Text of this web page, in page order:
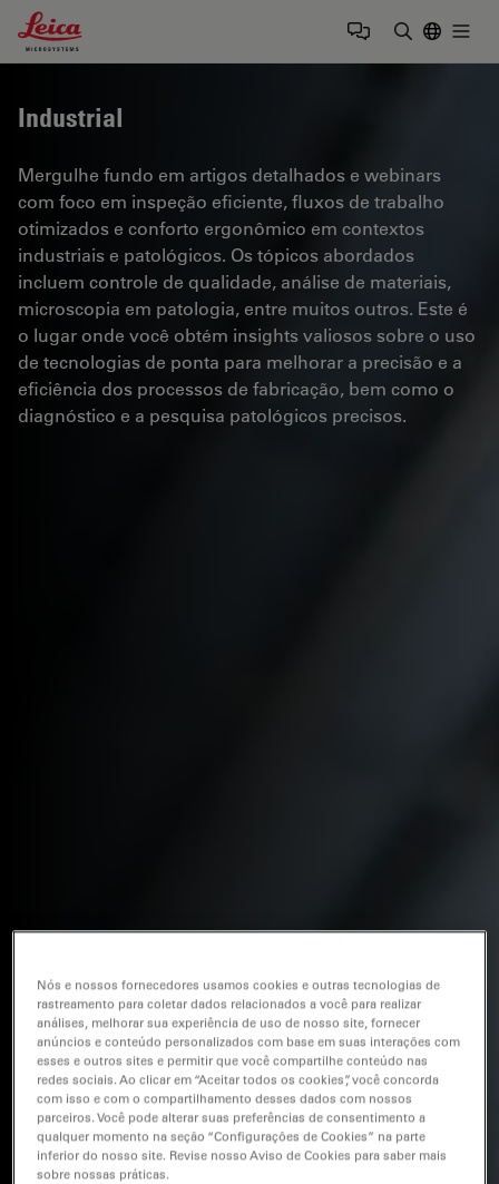
Leica Microsystems Logo
Industrial
Mergulhe fundo em artigos detalhados e webinars
com foco em inspeção eficiente, fluxos de trabalho
otimizados e conforto ergonômico em contextos
industriais e patológicos. Os tópicos abordados
incluem controle de qualidade, análise de materiais,
microscopia em patologia, entre muitos outros. Este é
o lugar onde você obtém insights valiosos sobre o uso
de tecnologias de ponta para melhorar a precisão e a
eficiência dos processos de fabricação, bem como o
diagnóstico e a pesquisa patológicos precisos.
Nós e nossos fornecedores usamos cookies e outras tecnologias de
rastreamento para coletar dados relacionados a você para realizar
análises, melhorar sua experiência de uso de nosso site, fornecer
anúncios e conteúdo personalizados com base em suas interações com
esses e outros sites e permitir que você compartilhe conteúdo nas
redes sociais. Ao clicar em “Aceitar todos os cookies”, você concorda
com isso e com o compartilhamento desses dados com nossos
parceiros. Você pode alterar suas preferências de consentimento a
qualquer momento na seção “Configurações de Cookies” na parte
inferior do nosso site. Revise nosso Aviso de Cookies para saber mais
sobre nossas práticas.